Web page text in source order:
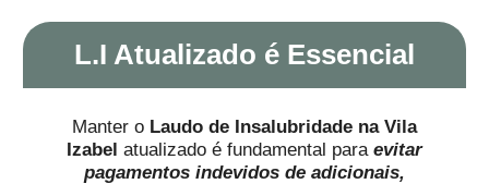
L.I Atualizado é Essencial
Manter o Laudo de Insalubridade na Vila
Izabel atualizado é fundamental para evitar
pagamentos indevidos de adicionais,